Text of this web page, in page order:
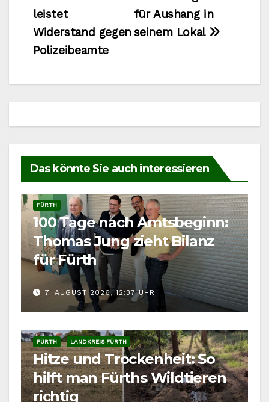
für Aushang in
seinem Lokal
leistet
Widerstand gegen
Polizeibeamte
Das könnte Sie auch interessieren
FÜRTH
100 Tage nach Amtsbeginn:
Thomas Jung zieht Bilanz
für Fürth
7. AUGUST 2026, 12:37 UHR
FÜRTH LANDKREIS FÜRTH
Hitze und Trockenheit: So
hilft man Fürths Wildtieren
richtig